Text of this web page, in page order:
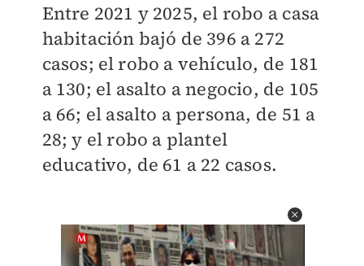
Entre 2021 y 2025, el robo a casa
habitación bajó de 396 a 272
casos; el robo a vehículo, de 181
a 130; el asalto a negocio, de 105
a 66; el asalto a persona, de 51 a
28; y el robo a plantel
educativo, de 61 a 22 casos.